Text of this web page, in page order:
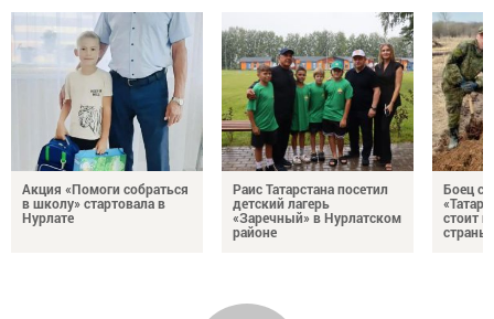
Акция «Помоги собраться
в школу» стартовала в
Нурлате
Раис Татарстана посетил
детский лагерь
«Заречный» в Нурлатском
районе
Боец с
стоит
страны